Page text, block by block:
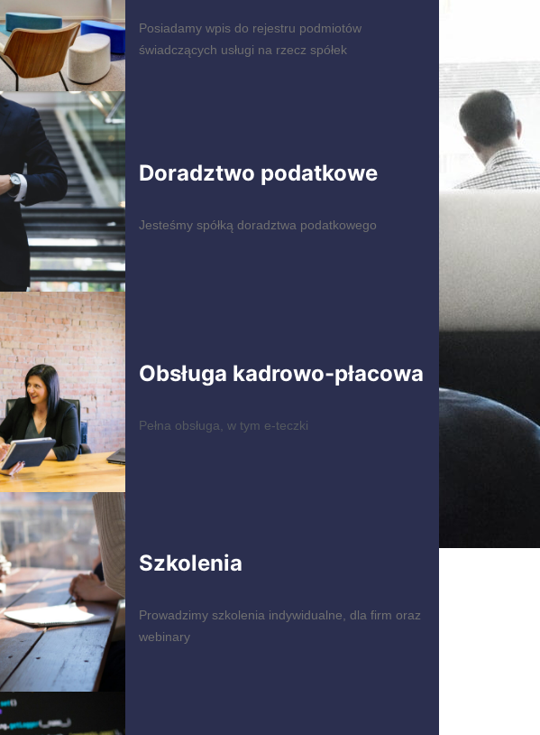
Posiadamy wpis do rejestru podmiotów
świadczących usługi na rzecz spółek
Doradztwo podatkowe
Jesteśmy spółką doradztwa podatkowego
Obsługa kadrowo-płacowa
Pełna obsługa, w tym e-teczki
Szkolenia
Prowadzimy szkolenia indywidualne, dla firm oraz
webinary